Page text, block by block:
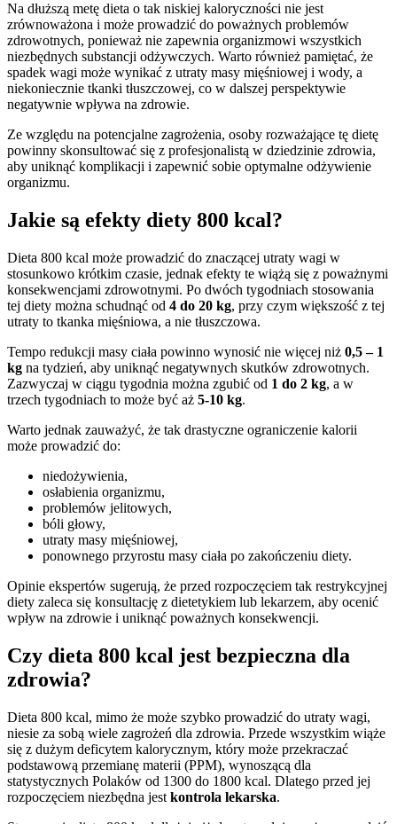
Na dłuższą metę dieta o tak niskiej kaloryczności nie jest
zrównoważona i może prowadzić do poważnych problemów
zdrowotnych, ponieważ nie zapewnia organizmowi wszystkich
niezbędnych substancji odżywczych. Warto również pamiętać, że
spadek wagi może wynikać z utraty masy mięśniowej i wody, a
niekoniecznie tkanki tłuszczowej, co w dalszej perspektywie
negatywnie wpływa na zdrowie.
Ze względu na potencjalne zagrożenia, osoby rozważające tę dietę
powinny skonsultować się z profesjonalistą w dziedzinie zdrowia,
aby uniknąć komplikacji i zapewnić sobie optymalne odżywienie
organizmu.
Jakie są efekty diety 800 kcal?
Dieta 800 kcal może prowadzić do znaczącej utraty wagi w
stosunkowo krótkim czasie, jednak efekty te wiążą się z poważnymi
konsekwencjami zdrowotnymi. Po dwóch tygodniach stosowania
tej diety można schudnąć od 4 do 20 kg, przy czym większość z tej
utraty to tkanka mięśniowa, a nie tłuszczowa.
Tempo redukcji masy ciała powinno wynosić nie więcej niż 0,5 – 1
kg na tydzień, aby uniknąć negatywnych skutków zdrowotnych.
Zazwyczaj w ciągu tygodnia można zgubić od 1 do 2 kg, a w
trzech tygodniach to może być aż 5-10 kg.
Warto jednak zauważyć, że tak drastyczne ograniczenie kalorii
może prowadzić do:
niedożywienia,
osłabienia organizmu,
problemów jelitowych,
bóli głowy,
utraty masy mięśniowej,
ponownego przyrostu masy ciała po zakończeniu diety.
Opinie ekspertów sugerują, że przed rozpoczęciem tak restrykcyjnej
diety zaleca się konsultację z dietetykiem lub lekarzem, aby ocenić
wpływ na zdrowie i uniknąć poważnych konsekwencji.
Czy dieta 800 kcal jest bezpieczna dla
zdrowia?
Dieta 800 kcal, mimo że może szybko prowadzić do utraty wagi,
niesie za sobą wiele zagrożeń dla zdrowia. Przede wszystkim wiąże
się z dużym deficytem kalorycznym, który może przekraczać
podstawową przemianę materii (PPM), wynoszącą dla
statystycznych Polaków od 1300 do 1800 kcal. Dlatego przed jej
rozpoczęciem niezbędna jest kontrola lekarska.